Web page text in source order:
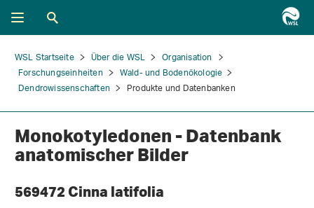
WSL Startseite Über die WSL
Organisation
Forschungseinheiten
Wald- und Bodenökologie
Dendrowissenschaften
Produkte und Datenbanken
Monokotyledonen - Datenbank
anatomischer Bilder
569472 Cinna latifolia